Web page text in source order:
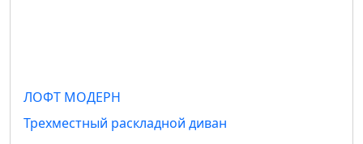
ЛОФТ МОДЕРН
Трехместный раскладной диван